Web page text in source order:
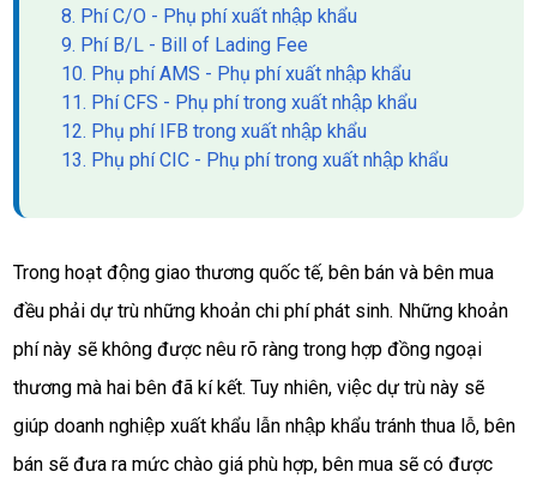
8. Phí C/O - Phụ phí xuất nhập khẩu
9. Phí B/L - Bill of Lading Fee
10. Phụ phí AMS - Phụ phí xuất nhập khẩu
11. Phí CFS - Phụ phí trong xuất nhập khẩu
12. Phụ phí IFB trong xuất nhập khẩu
13. Phụ phí CIC - Phụ phí trong xuất nhập khẩu
Trong hoạt động giao thương quốc tế, bên bán và bên mua
đều phải dự trù những khoản chi phí phát sinh. Những khoản
phí này sẽ không được nêu rõ ràng trong hợp đồng ngoại
thương mà hai bên đã kí kết. Tuy nhiên, việc dự trù này sẽ
giúp doanh nghiệp xuất khẩu lẫn nhập khẩu tránh thua lỗ, bên
bán sẽ đưa ra mức chào giá phù hợp, bên mua sẽ có được